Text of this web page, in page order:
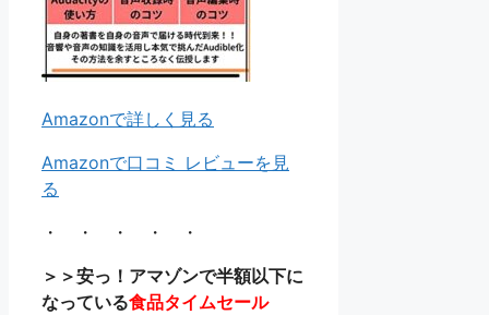
Amazonで詳しく見る
Amazonで口コミ レビューを見
る
・ ・ ・ ・ ・
＞＞安っ！アマゾンで半額以下に
なっている食品タイムセール